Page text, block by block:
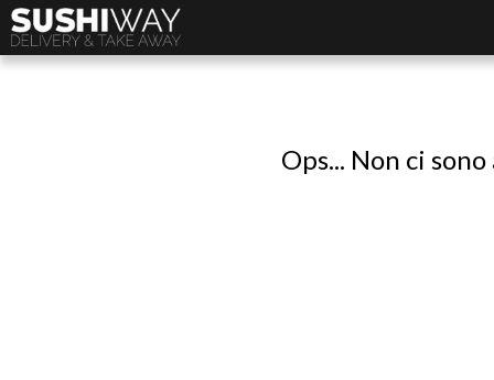
Ops... Non ci